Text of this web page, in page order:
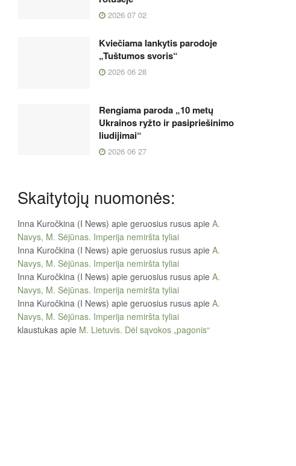
2026 07 02
Kviečiama lankytis parodoje
„Tuštumos svoris“
2026 06 28
Rengiama paroda „10 metų
Ukrainos ryžto ir pasipriešinimo
liudijimai“
2026 06 27
Skaitytojų nuomonės:
Inna Kuročkina (I News) apie geruosius rusus apie A.
Navys, M. Sėjūnas. Imperija nemiršta tyliai
Inna Kuročkina (I News) apie geruosius rusus apie A.
Navys, M. Sėjūnas. Imperija nemiršta tyliai
Inna Kuročkina (I News) apie geruosius rusus apie A.
Navys, M. Sėjūnas. Imperija nemiršta tyliai
Inna Kuročkina (I News) apie geruosius rusus apie A.
Navys, M. Sėjūnas. Imperija nemiršta tyliai
klaustukas apie M. Lietuvis. Dėl sąvokos „pagonis“